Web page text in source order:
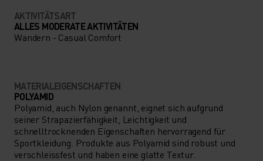
AKTIVITÄTSART
ALLES MODERATE AKTIVITÄTEN
Wandern - Casual Comfort
MATERIALEIGENSCHAFTEN
POLYAMID
Polyamid, auch Nylon genannt, eignet sich aufgrund
seiner Strapazierfähigkeit, Leichtigkeit und
schnelltrocknenden Eigenschaften hervorragend für
Sportkleidung. Produkte aus Polyamid sind robust und
verschleissfest und haben eine glatte Textur.